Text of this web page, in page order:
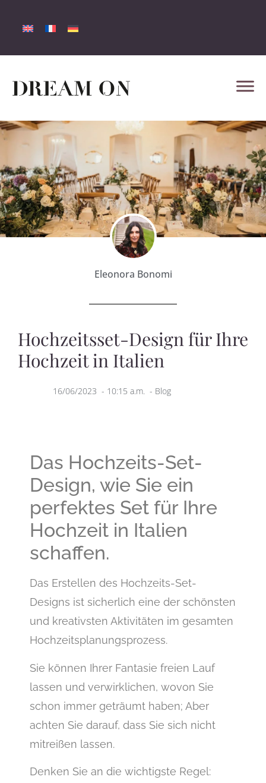
Eleonora Bonomi
Hochzeitsset-Design für Ihre
Hochzeit in Italien
16/06/2023 - 10:15 a.m. - Blog
Das Hochzeits-Set-
Design, wie Sie ein
perfektes Set für Ihre
Hochzeit in Italien
schaffen.
Das Erstellen des Hochzeits-Set-
Designs ist sicherlich eine der schönsten
und kreativsten Aktivitäten im gesamten
Hochzeitsplanungsprozess.
Sie können Ihrer Fantasie freien Lauf
lassen und verwirklichen, wovon Sie
schon immer geträumt haben; Aber
achten Sie darauf, dass Sie sich nicht
mitreißen lassen.
Denken Sie an die wichtigste Regel: